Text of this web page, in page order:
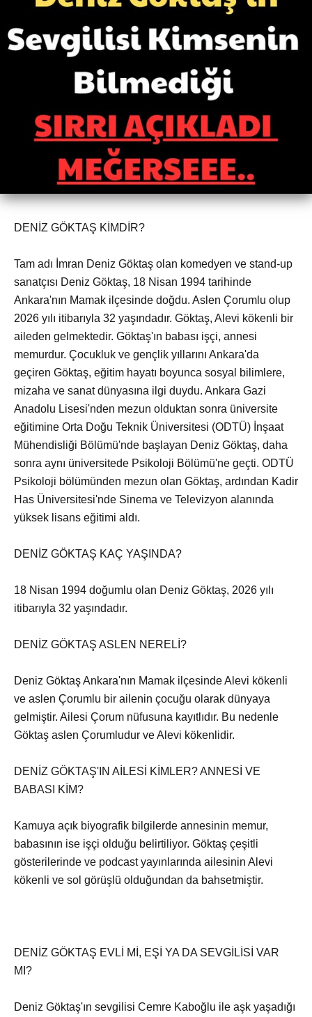
DENİZ GÖKTAŞ KİMDİR?
Tam adı İmran Deniz Göktaş olan komedyen ve stand-up
sanatçısı Deniz Göktaş, 18 Nisan 1994 tarihinde
Ankara'nın Mamak ilçesinde doğdu. Aslen Çorumlu olup
2026 yılı itibarıyla 32 yaşındadır. Göktaş, Alevi kökenli bir
aileden gelmektedir. Göktaş'ın babası işçi, annesi
memurdur. Çocukluk ve gençlik yıllarını Ankara'da
geçiren Göktaş, eğitim hayatı boyunca sosyal bilimlere,
mizaha ve sanat dünyasına ilgi duydu. Ankara Gazi
Anadolu Lisesi'nden mezun olduktan sonra üniversite
eğitimine Orta Doğu Teknik Üniversitesi (ODTÜ) İnşaat
Mühendisliği Bölümü'nde başlayan Deniz Göktaş, daha
sonra aynı üniversitede Psikoloji Bölümü'ne geçti. ODTÜ
Psikoloji bölümünden mezun olan Göktaş, ardından Kadir
Has Üniversitesi'nde Sinema ve Televizyon alanında
yüksek lisans eğitimi aldı.
DENİZ GÖKTAŞ KAÇ YAŞINDA?
18 Nisan 1994 doğumlu olan Deniz Göktaş, 2026 yılı
itibarıyla 32 yaşındadır.
DENİZ GÖKTAŞ ASLEN NERELİ?
Deniz Göktaş Ankara'nın Mamak ilçesinde Alevi kökenli
ve aslen Çorumlu bir ailenin çocuğu olarak dünyaya
gelmiştir. Ailesi Çorum nüfusuna kayıtlıdır. Bu nedenle
Göktaş aslen Çorumludur ve Alevi kökenlidir.
DENİZ GÖKTAŞ'IN AİLESİ KİMLER? ANNESİ VE
BABASI KİM?
Kamuya açık biyografik bilgilerde annesinin memur,
babasının ise işçi olduğu belirtiliyor. Göktaş çeşitli
gösterilerinde ve podcast yayınlarında ailesinin Alevi
kökenli ve sol görüşlü olduğundan da bahsetmiştir.
DENİZ GÖKTAŞ EVLİ Mİ, EŞİ YA DA SEVGİLİSİ VAR
MI?
Deniz Göktaş'ın sevgilisi Cemre Kaboğlu ile aşk yaşadığı